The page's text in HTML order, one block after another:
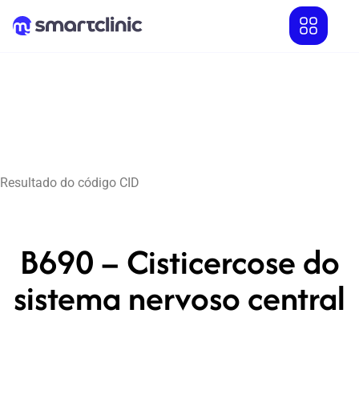
Resultado do código CID
B690 – Cisticercose do
sistema nervoso central